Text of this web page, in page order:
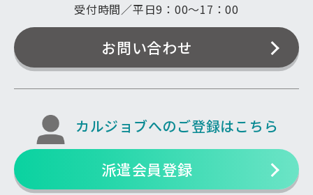
受付時間／平日9：00〜17：00
お問い合わせ
カルジョブへのご登録はこちら
派遣会員登録